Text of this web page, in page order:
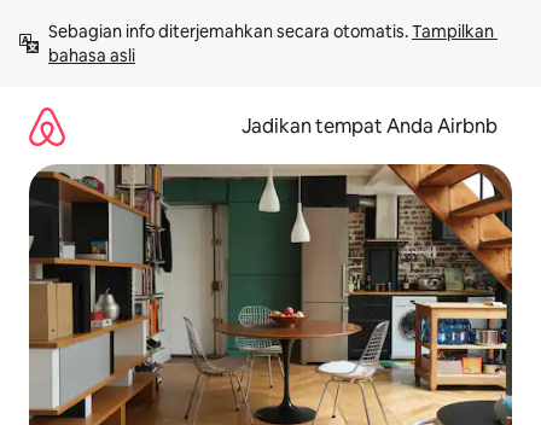
langsung
lihat
Sebagian info diterjemahkan secara otomatis. Tampilkan
bahasa asli
Jadikan tempat Anda Airbnb